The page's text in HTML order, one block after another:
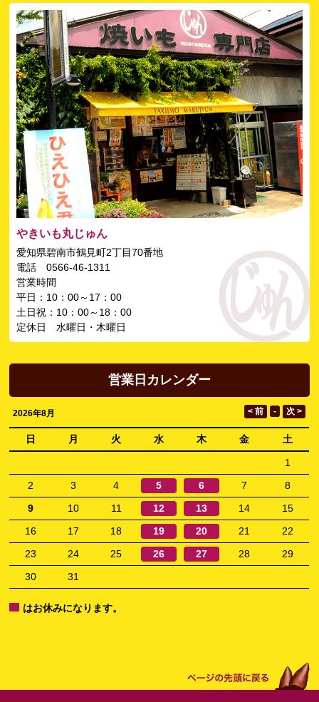
やきいも丸じゅん
愛知県碧南市鶴見町2丁目70番地
電話 0566-46-1311
営業時間
平日：10：00～17：00
土日祝：10：00～18：00
定休日 水曜日・木曜日
営業日カレンダー
2026年8月
日 月 火 水 木 金 土
1
2
3 4 5 6 7
8
9
10 11 12 13 14
15
16
17 18 19 20 21
22
23
24 25 26 27 28
29
30
31
はお休みになります。